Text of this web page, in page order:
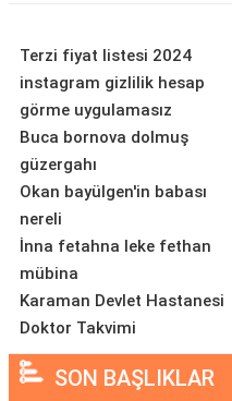
Terzi fiyat listesi 2024
instagram gizlilik hesap
görme uygulamasız
Buca bornova dolmuş
güzergahı
Okan bayülgen'in babası
nereli
İnna fetahna leke fethan
mübina
Karaman Devlet Hastanesi
Doktor Takvimi
SON BAŞLIKLAR